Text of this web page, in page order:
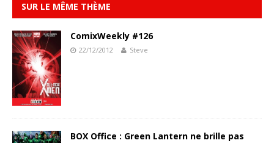
SUR LE MÊME THÈME
ComixWeekly #126
22/12/2012 Steve
BOX Office : Green Lantern ne brille pas